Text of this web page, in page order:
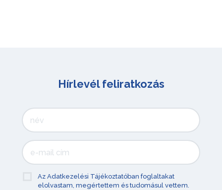
Hírlevél feliratkozás
Az Adatkezelési Tájékoztatóban foglaltakat
elolvastam, megértettem és tudomásul vettem.